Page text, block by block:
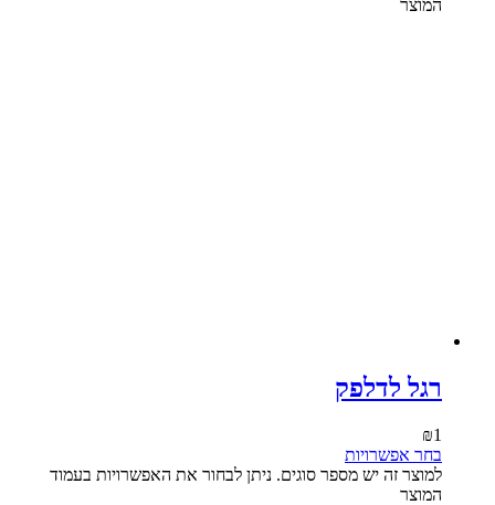
המוצר
רגל לדלפק
₪1
בחר אפשרויות
למוצר זה יש מספר סוגים. ניתן לבחור את האפשרויות בעמוד
המוצר